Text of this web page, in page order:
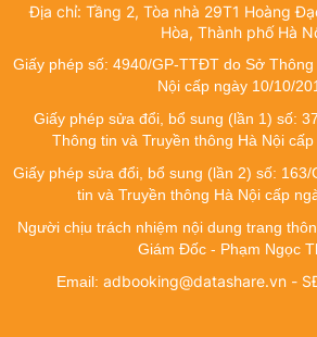
Địa chỉ: Tầng 2, Tòa nhà 29T1 Hoàng
Hòa, Thành phố Hà
Giấy phép số: 4940/GP-TTĐT do Sở
Nội cấp ngày 10/10/
Giấy phép sửa đổi, bổ sung (lần 1) số:
Thông tin và Truyền thông Hà Nội
Giấy phép sửa đổi, bổ sung (lần 2) số:
tin và Truyền thông Hà Nội cấp
Người chịu trách nhiệm nội dung trang
Giám Đốc - Phạm Ngọc
Email: adbooking@datashare.vn -